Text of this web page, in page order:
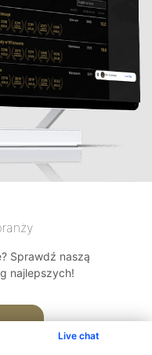
Live chat
Sprawdź naszą
najlepszych!